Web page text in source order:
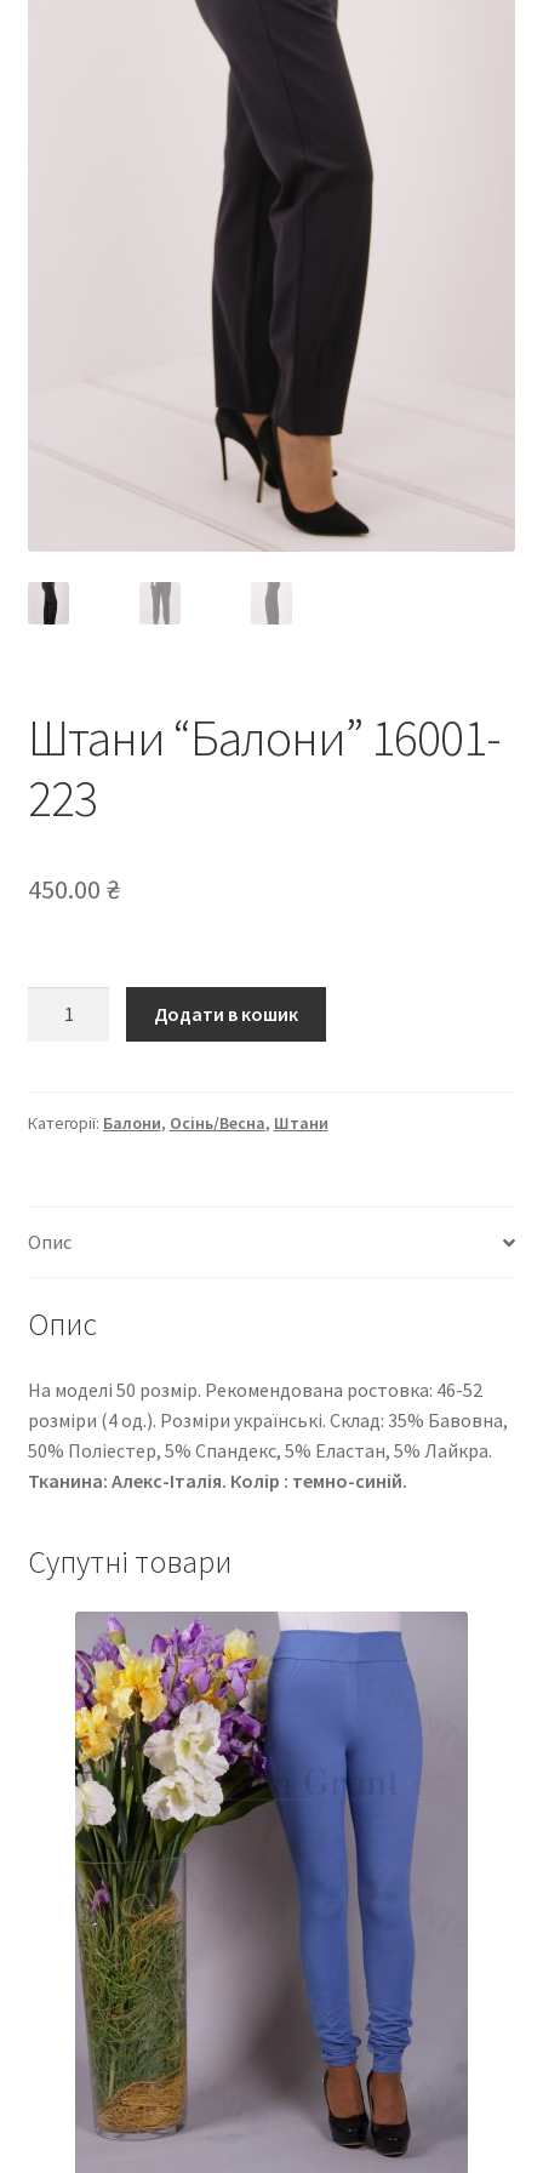
Штани “Балони” 16001-
223
450.00 ₴
кількість
Додати в кошик
Категорії: Балони, Осінь/Весна, Штани
Опис
Опис
На моделі 50 розмір. Рекомендована ростовка: 46-52
розміри (4 од.). Розміри українські. Cклад: 35% Бавовна,
50% Поліестер, 5% Спандекс, 5% Еластан, 5% Лайкра.
Тканина: Алекс-Італія. Колір : темно-синій.
Супутні товари